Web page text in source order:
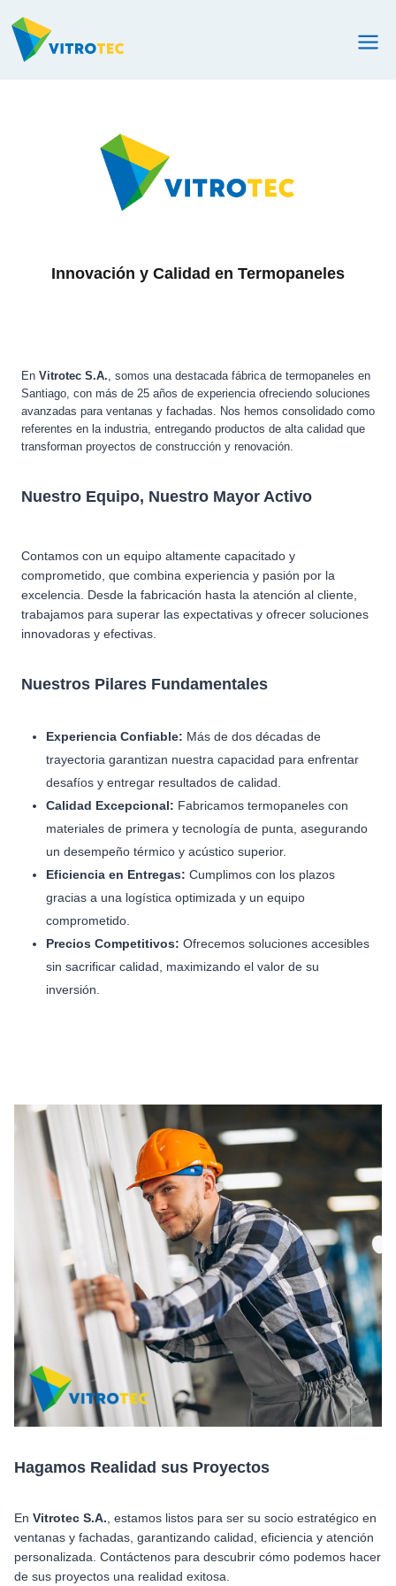
contenido
Innovación y Calidad en Termopaneles
En Vitrotec S.A., somos una destacada fábrica de termopaneles en
Santiago, con más de 25 años de experiencia ofreciendo soluciones
avanzadas para ventanas y fachadas. Nos hemos consolidado como
referentes en la industria, entregando productos de alta calidad que
transforman proyectos de construcción y renovación.
Nuestro Equipo, Nuestro Mayor Activo
Contamos con un equipo altamente capacitado y
comprometido, que combina experiencia y pasión por la
excelencia. Desde la fabricación hasta la atención al cliente,
trabajamos para superar las expectativas y ofrecer soluciones
innovadoras y efectivas.
Nuestros Pilares Fundamentales
Experiencia Confiable: Más de dos décadas de
trayectoria garantizan nuestra capacidad para enfrentar
desafíos y entregar resultados de calidad.
Calidad Excepcional: Fabricamos termopaneles con
materiales de primera y tecnología de punta, asegurando
un desempeño térmico y acústico superior.
Eficiencia en Entregas: Cumplimos con los plazos
gracias a una logística optimizada y un equipo
comprometido.
Precios Competitivos: Ofrecemos soluciones accesibles
sin sacrificar calidad, maximizando el valor de su
inversión.
Hagamos Realidad sus Proyectos
En Vitrotec S.A. , estamos listos para ser su socio estratégico en
ventanas y fachadas, garantizando calidad, eficiencia y atención
personalizada. Contáctenos para descubrir cómo podemos hacer
de sus proyectos una realidad exitosa.